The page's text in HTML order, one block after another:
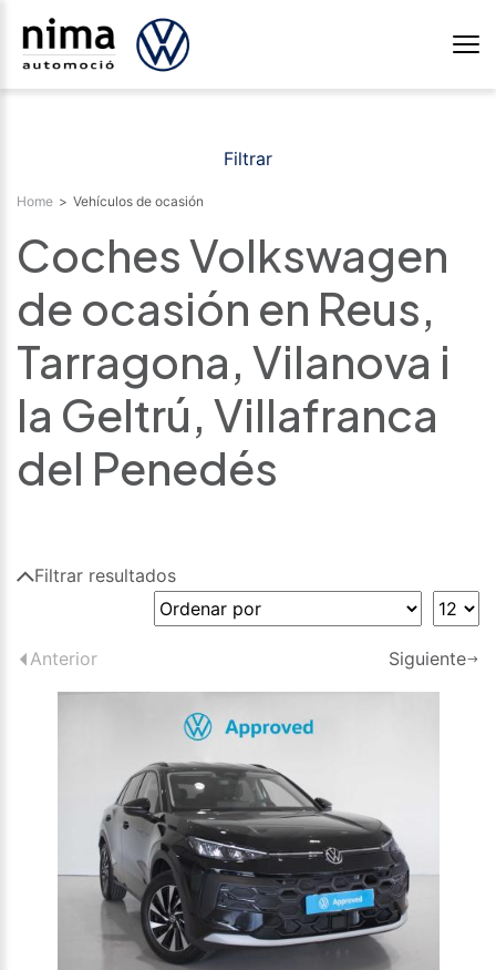
Filtrar
Home > Vehículos de ocasión
Coches Volkswagen
de ocasión en Reus,
Tarragona, Vilanova i
la Geltrú, Villafranca
del Penedés
Filtrar resultados
Anterior Siguiente